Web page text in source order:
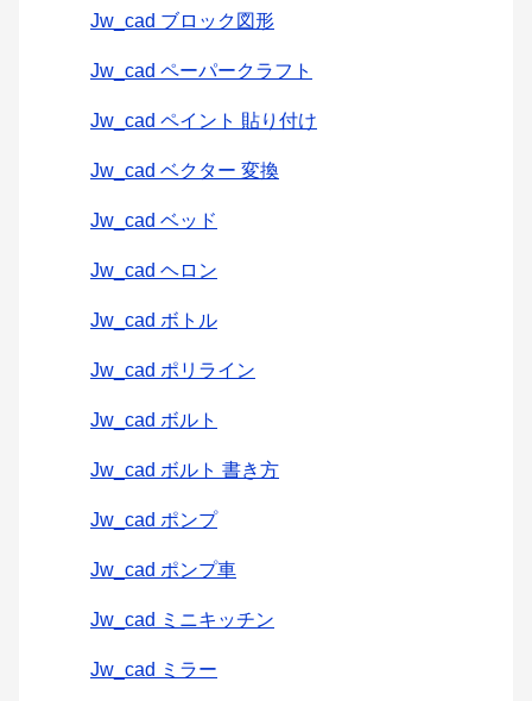
Jw_cad ブロック図形
Jw_cad ペーパークラフト
Jw_cad ペイント 貼り付け
Jw_cad ベクター 変換
Jw_cad ベッド
Jw_cad ヘロン
Jw_cad ボトル
Jw_cad ポリライン
Jw_cad ボルト
Jw_cad ボルト 書き方
Jw_cad ポンプ
Jw_cad ポンプ車
Jw_cad ミニキッチン
Jw_cad ミラー